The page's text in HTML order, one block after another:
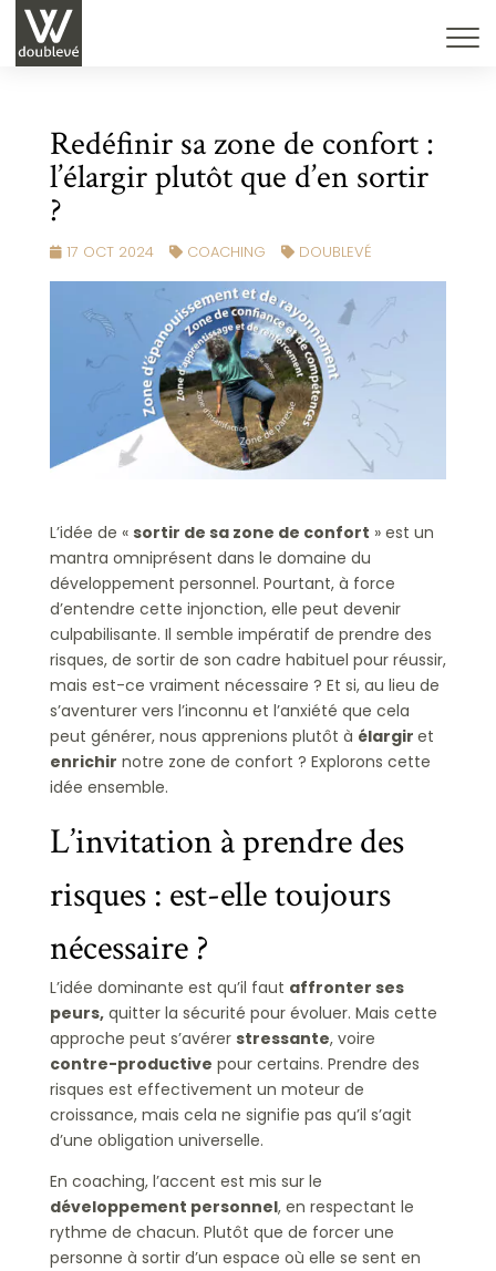
Redéfinir sa zone de confort :
l’élargir plutôt que d’en sortir
?
17 OCT 2024 COACHING DOUBLEVÉ
L’idée de « sortir de sa zone de confort » est un
mantra omniprésent dans le domaine du
développement personnel. Pourtant, à force
d’entendre cette injonction, elle peut devenir
culpabilisante. Il semble impératif de prendre des
risques, de sortir de son cadre habituel pour réussir,
mais est-ce vraiment nécessaire ? Et si, au lieu de
s’aventurer vers l’inconnu et l’anxiété que cela
peut générer, nous apprenions plutôt à élargir et
enrichir notre zone de confort ? Explorons cette
idée ensemble.
L’invitation à prendre des
risques : est-elle toujours
nécessaire ?
L’idée dominante est qu’il faut affronter ses
peurs,quitter la sécurité pour évoluer. Mais cette
approche peut s’avérer stressante, voire
contre-productive pour certains. Prendre des
risques est effectivement un moteur de
croissance, mais cela ne signifie pas qu’il s’agit
d’une obligation universelle.
En coaching, l’accent est mis sur le
développement personnel, en respectant le
rythme de chacun. Plutôt que de forcer une
personne à sortir d’un espace où elle se sent en